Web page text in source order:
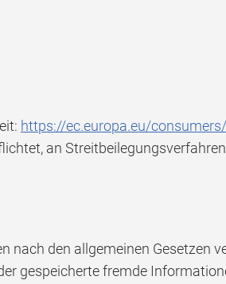
https://ec.europa.eu/
an
nach den allgemeinen Gesetzen
gespeicherte fremde